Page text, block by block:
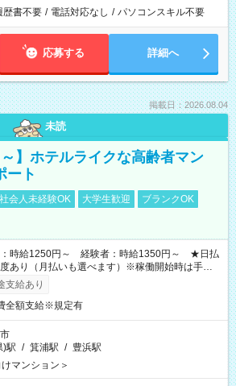
歴書不要 / 電話対応なし / パソコンスキル不要
応募する 詳細へ
掲載日：2026.08.04
未読
】ホテルライクな高齢者マン
ート
社会人未経験OK 大学生歓迎
ブランクOK
：時給1250円～ 経験者：時給1350円～ ★日払
あり（月払いも選べます）※稼働開始時は手続き
払いとなります。
支給あり
全額支給※規定有
)駅 / 箕浦駅 / 豊浜駅
マンション＞